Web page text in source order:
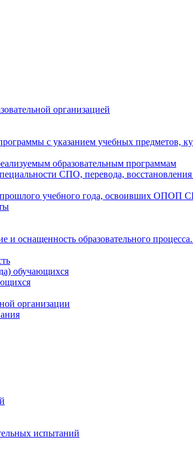
организацией
с указанием учебных предметов,
образовательным программам
СПО, перевода,
прошлого учебного года, освоивших ОПОП
и оснащенность образовательного
обучающихся
организации
испытаний